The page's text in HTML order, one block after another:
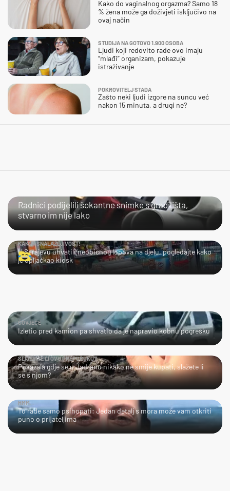
Kako do vaginalnog orgazma? Samo 18
% žena može ga doživjeti isključivo na
ovaj način
STUDIJA NA GOTOVO 1.900 OSOBA
Ljudi koji redovito rade ovo imaju
“mlađi” organizam, pokazuje
istraživanje
POKROVITELJ STADA
Zašto neki ljudi izgore na suncu već
nakon 15 minuta, a drugi ne?
Radnici podijelili šokantne snimke s gradilišta,
stvarno im nije lako
KAKVA SNALAŽLJIVOST!
U Sarajevu uhvatili neobičnog lopova na djelu, pogledajte kako
je opljačkao kiosk
ČOVJEČE...
Izletio pred kamion pa shvatio da je napravio kobnu pogrešku
SLIJEDITE LI OVU PREPORUKU?
Pokazala gdje se u Jadranu nikako ne smije kupati, slažete li
se s njom?
HMM…
To rade samo psihopati: Jedan detalj s mora može vam otkriti
puno o prijateljima